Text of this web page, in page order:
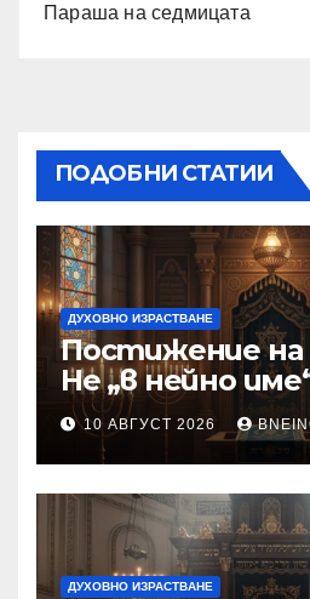
Параша на седмицата
ПОДОБНИ СТАТИИ
ДУХОВНО ИЗРАСТВАНЕ
Постижение на
Не „в нейно
10 АВГУСТ 2026
ДУХОВНО ИЗРАСТВАНЕ